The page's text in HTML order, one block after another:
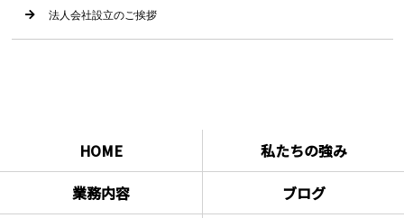
法人会社設立のご挨拶
HOME
私たちの強み
業務内容
ブログ